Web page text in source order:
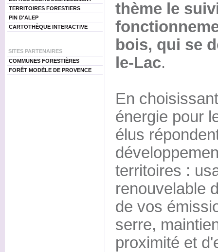
TERRITOIRES FORESTIERS
PIN D'ALEP
CARTOTHÈQUE INTERACTIVE
SITES PARTENAIRES
COMMUNES FORESTIÈRES
FORÊT MODÈLE DE PROVENCE
thème le
bois, qui se
le-Lac.
En
énergie pour
élus
territoires :
renouvelable
de vos
serre,
proximité et